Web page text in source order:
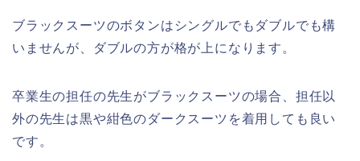
ブラックスーツのボタンはシングルでもダブルでも構
いませんが、ダブルの方が格が上になります。
卒業生の担任の先生がブラックスーツの場合、担任以
外の先生は黒や紺色のダークスーツを着用しても良い
です。